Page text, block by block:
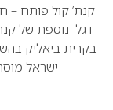
קנת’ קול פותח –
בקרית ביאליק
ישראל